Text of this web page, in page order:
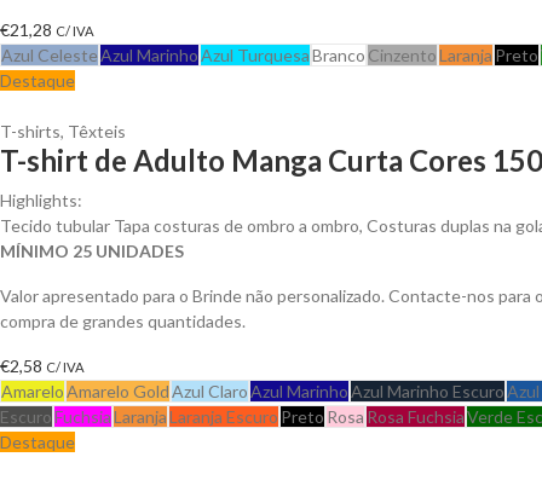
€21,28 C/ IVA
Azul CelesteAzul MarinhoAzul TurquesaBranco CinzentoLaranja Preto
Destaque
T-shirts, Têxteis
T-shirt de Adulto Manga Curta Cores
Highlights:
Tecido tubular Tapa costuras de ombro a ombro, Costuras duplas na
MÍNIMO 25 UNIDADES
Valor apresentado para o Brinde não personalizado. Contacte-nos para
compra de grandes quantidades.
€2,58 C/ IVA
AmareloAmarelo GoldAzul ClaroAzul MarinhoAzul Marinho Escuro
EscuroFuchsiaLaranjaLaranja Escuro Preto Rosa Rosa FuchsiaVerde
Destaque